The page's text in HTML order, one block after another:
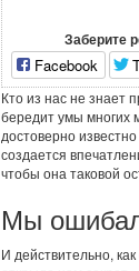
Заберите
Facebook
Кто из нас не знает
бередит умы многих
достоверно
создается
чтобы она таковой
Мы
И действительно,